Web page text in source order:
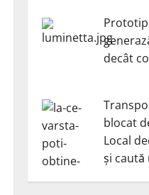
decât
blocat
Local
și